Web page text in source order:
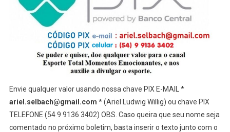
Envie qualquer valor usando nossa chave PIX E-MAIL *
ariel.selbach@gmail.com * (Ariel Ludwig Willig) ou chave PIX
TELEFONE (54 9 9136 3402) OBS. Caso queira que seu nome seja
comentado no próximo boletim, basta inserir o texto junto com o